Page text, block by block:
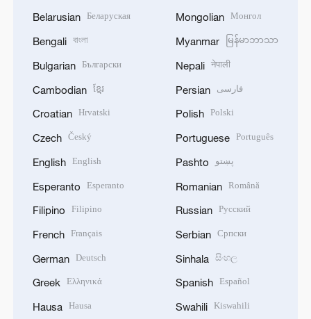
Belarusian Беларуская
Bengali বাংলা
Bulgarian Български
Cambodian ខ្មែរ
Croatian Hrvatski
Czech Český
English English
Esperanto Esperanto
Filipino Filipino
French Français
German Deutsch
Greek Ελληνικά
Hausa Hausa
Mongolian Монгол
Myanmar မြန်မာဘာသာ
Nepali नेपाली
Persian فارسی
Polish Polski
Portuguese Português
Pashto پښتو
Romanian Română
Russian Русский
Serbian Српски
Sinhala සිංහල
Spanish Español
Swahili Kiswahili